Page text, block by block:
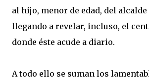
al hijo, menor de edad, del alcalde
llegando a revelar, incluso, el
donde éste acude a diario.
A todo ello se suman los